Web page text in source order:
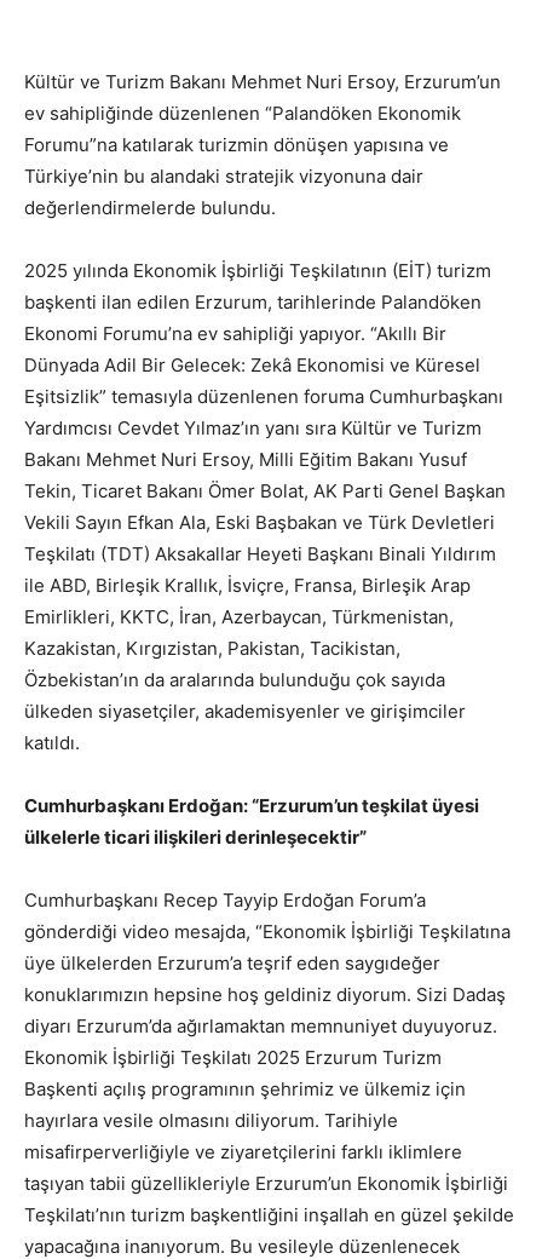
Kültür ve Turizm Bakanı Mehmet Nuri Ersoy, Erzurum’un
ev sahipliğinde düzenlenen “Palandöken Ekonomik
Forumu”na katılarak turizmin dönüşen yapısına ve
Türkiye’nin bu alandaki stratejik vizyonuna dair
değerlendirmelerde bulundu.
2025 yılında Ekonomik İşbirliği Teşkilatının (EİT) turizm
başkenti ilan edilen Erzurum, tarihlerinde Palandöken
Ekonomi Forumu’na ev sahipliği yapıyor. “Akıllı Bir
Dünyada Adil Bir Gelecek: Zekâ Ekonomisi ve Küresel
Eşitsizlik” temasıyla düzenlenen foruma Cumhurbaşkanı
Yardımcısı Cevdet Yılmaz’ın yanı sıra Kültür ve Turizm
Bakanı Mehmet Nuri Ersoy, Milli Eğitim Bakanı Yusuf
Tekin, Ticaret Bakanı Ömer Bolat, AK Parti Genel Başkan
Vekili Sayın Efkan Ala, Eski Başbakan ve Türk Devletleri
Teşkilatı (TDT) Aksakallar Heyeti Başkanı Binali Yıldırım
ile ABD, Birleşik Krallık, İsviçre, Fransa, Birleşik Arap
Emirlikleri, KKTC, İran, Azerbaycan, Türkmenistan,
Kazakistan, Kırgızistan, Pakistan, Tacikistan,
Özbekistan’ın da aralarında bulunduğu çok sayıda
ülkeden siyasetçiler, akademisyenler ve girişimciler
katıldı.
Cumhurbaşkanı Erdoğan: “Erzurum’un teşkilat üyesi
ülkelerle ticari ilişkileri derinleşecektir”
Cumhurbaşkanı Recep Tayyip Erdoğan Forum’a
gönderdiği video mesajda, “Ekonomik İşbirliği Teşkilatına
üye ülkelerden Erzurum’a teşrif eden saygıdeğer
konuklarımızın hepsine hoş geldiniz diyorum. Sizi Dadaş
diyarı Erzurum’da ağırlamaktan memnuniyet duyuyoruz.
Ekonomik İşbirliği Teşkilatı 2025 Erzurum Turizm
Başkenti açılış programının şehrimiz ve ülkemiz için
hayırlara vesile olmasını diliyorum. Tarihiyle
misafirperverliğiyle ve ziyaretçilerini farklı iklimlere
taşıyan tabii güzellikleriyle Erzurum’un Ekonomik İşbirliği
Teşkilatı’nın turizm başkentliğini inşallah en güzel şekilde
yapacağına inanıyorum. Bu vesileyle düzenlenecek